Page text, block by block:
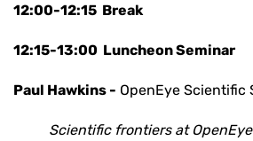
12:00-12:15 Break
12:15-13:00 Luncheon Seminar
Paul Hawkins - OpenEye Scientific
Scientific frontiers at OpenEye